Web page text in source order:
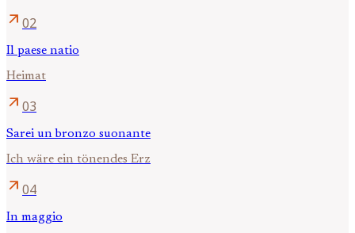
arrow_outward 02
Il paese natio
Heimat
arrow_outward 03
Sarei un bronzo suonante
Ich wäre ein tönendes Erz
arrow_outward 04
In maggio